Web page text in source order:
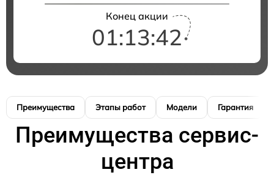
Конец акции
01:13:41
Преимущества Этапы работ Модели Гарантия
Преимущества сервис-
центра